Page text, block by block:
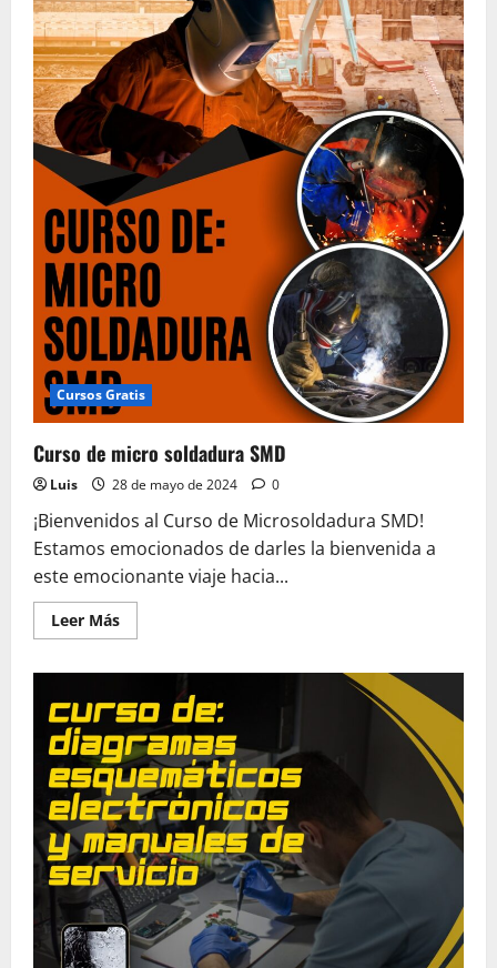
Cursos Gratis
Curso de micro soldadura SMD
Luis 28 de mayo de 2024 0
¡Bienvenidos al Curso de Microsoldadura SMD!
Estamos emocionados de darles la bienvenida a
este emocionante viaje hacia...
Leer MásLeer
más
micro
soldadura
SMD